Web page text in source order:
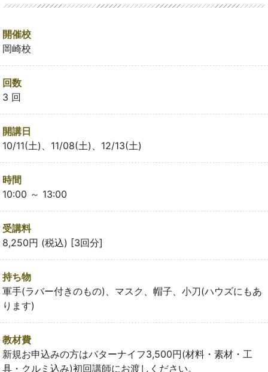
開催校
岡崎校
回数
3 回
開講日
10/11(土)、11/08(土)、12/13(土)
時間
10:00 ～ 13:00
受講料
8,250円 (税込) [3回分]
持ち物
軍手(ラバー付きのもの)、マスク、帽子、小刀(ハウズにもあ
ります)
教材費
新規お申込みの方はバターナイフ3,500円(材料・素材・工
具・クルミ込み)初回講師にお渡しください。